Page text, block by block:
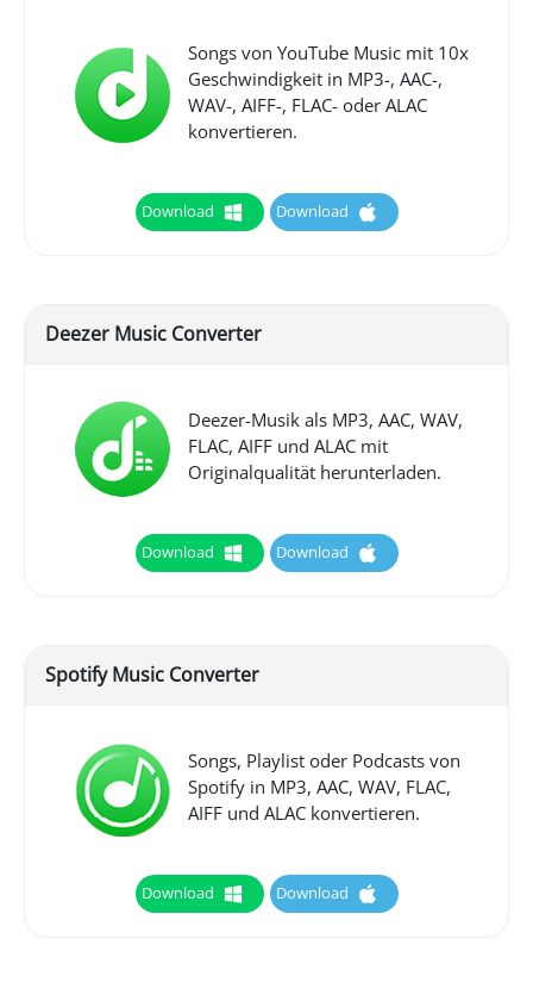
Songs von YouTube Music mit 10x
Geschwindigkeit in MP3-, AAC-,
WAV-, AIFF-, FLAC- oder ALAC
konvertieren.
Download Download
Deezer Music Converter
Deezer-Musik als MP3, AAC, WAV,
FLAC, AIFF und ALAC mit
Originalqualität herunterladen.
Download Download
Spotify Music Converter
Songs, Playlist oder Podcasts von
Spotify in MP3, AAC, WAV, FLAC,
AIFF und ALAC konvertieren.
Download Download